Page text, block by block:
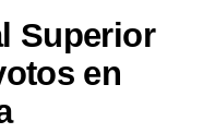
Superior
en